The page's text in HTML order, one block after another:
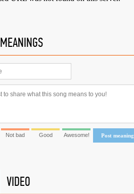
MEANINGS
Post meaning
Not bad Good Awesome!
VIDEO